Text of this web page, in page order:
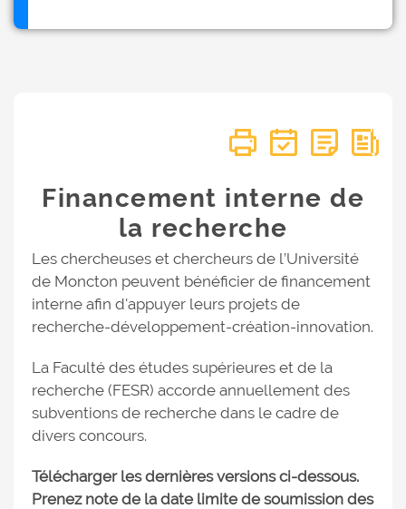
Financement interne de
la recherche
Les chercheuses et chercheurs de l’Université
de Moncton peuvent bénéficier de financement
interne afin d'appuyer leurs projets de
recherche-développement-création-innovation.
La Faculté des études supérieures et de la
recherche (FESR) accorde annuellement des
subventions de recherche dans le cadre de
divers concours.
Télécharger les dernières versions ci-dessous.
Prenez note de la date limite de soumission des